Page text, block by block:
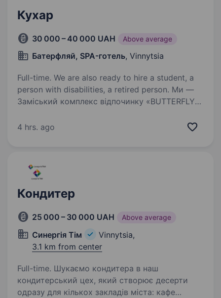
Кухар
30 000 – 40 000 UAH Above average
Батерфляй, SPA-готель, Vinnytsia
Full-time. We are also ready to hire a student, a
person with disabilities, a retired person. Ми —
Заміський комплекс відпочинку «BUTTERFLY
з багаторічним досвідом роботи,
4 hrs. ago
Кондитер
25 000 – 30 000 UAH Above average
Синергія Тім
Vinnytsia,
3.1 km from center
Full-time. Шукаємо кондитера в наш
кондитерський цех, який створює десерти
одразу для кількох закладів міста: кафе